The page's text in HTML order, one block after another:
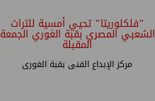
"فلكلوريتا" تحيي أمسية للتراث
الشعبي المصري بقبة الغوري الجمعة
المقبلة
مركز الإبداع الفنى بقبة الغورى